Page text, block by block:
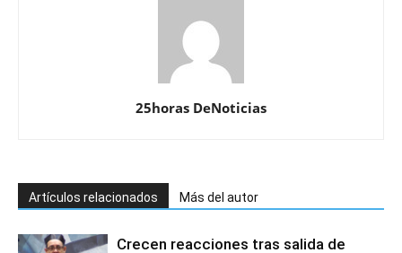
25horas DeNoticias
Artículos relacionados Más del autor
Crecen reacciones tras salida de